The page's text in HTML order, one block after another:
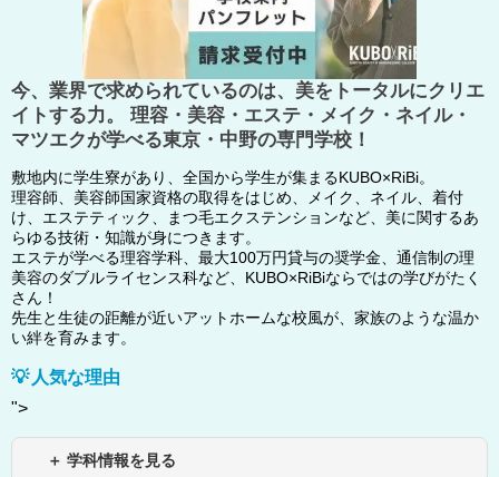
今、業界で求められているのは、美をトータルにクリエ
イトする力。 理容・美容・エステ・メイク・ネイル・
マツエクが学べる東京・中野の専門学校！
敷地内に学生寮があり、全国から学生が集まるKUBO×RiBi。
理容師、美容師国家資格の取得をはじめ、メイク、ネイル、着付
け、エステティック、まつ毛エクステンションなど、美に関するあ
らゆる技術・知識が身につきます。
エステが学べる理容学科、最大100万円貸与の奨学金、通信制の理
美容のダブルライセンス科など、KUBO×RiBiならではの学びがたく
さん！
先生と生徒の距離が近いアットホームな校風が、家族のような温か
い絆を育みます。
人気な理由
">
＋ 学科情報を見る